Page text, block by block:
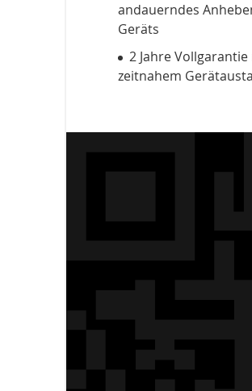
andauerndes
Geräts
2 Jahre
zeitnahem